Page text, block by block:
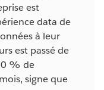
est
data de
à leur
est passé de
% de
signe que